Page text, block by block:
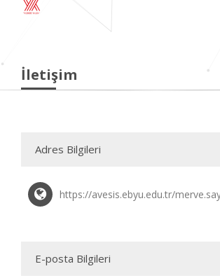
İletişim
Adres Bilgileri
https://avesis.ebyu.edu.tr/
E-posta Bilgileri